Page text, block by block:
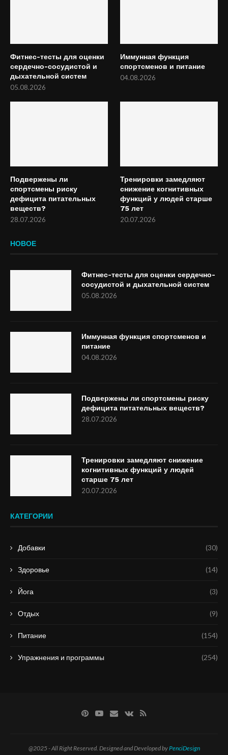
Фитнес-тесты для оценки
сердечно-сосудистой и
дыхательной систем
05.08.2026
Иммунная функция
спортсменов и питание
04.08.2026
Подвержены ли
спортсмены риску
дефицита питательных
веществ?
28.07.2026
Тренировки замедляют
снижение когнитивных
функций у людей старше
75 лет
20.07.2026
НОВОЕ
Фитнес-тесты для оценки сердечно-
сосудистой и дыхательной систем
05.08.2026
Иммунная функция спортсменов и
питание
04.08.2026
Подвержены ли спортсмены риску
дефицита питательных веществ?
28.07.2026
Тренировки замедляют снижение
когнитивных функций у людей
старше 75 лет
20.07.2026
КАТЕГОРИИ
Добавки (30)
Здоровье (14)
Йога (3)
Отдых (9)
Питание (154)
Упражнения и программы (254)
@2025 - All Right Reserved. Designed and Developed byPenciDesign